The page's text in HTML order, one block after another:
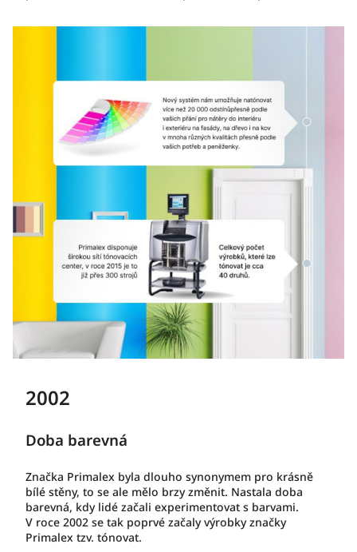
2002
Doba barevná
Značka Primalex byla dlouho synonymem pro krásně
bílé stěny, to se ale mělo brzy změnit. Nastala doba
barevná, kdy lidé začali experimentovat s barvami.
V roce 2002 se tak poprvé začaly výrobky značky
Primalex tzv. tónovat.